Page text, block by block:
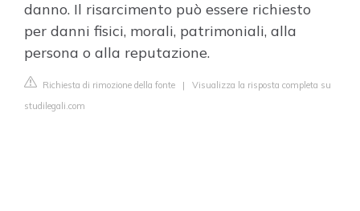
danno. Il risarcimento può essere richiesto
per danni fisici, morali, patrimoniali, alla
persona o alla reputazione.
Richiesta di rimozione della fonte | Visualizza la risposta completa su
studilegali.com